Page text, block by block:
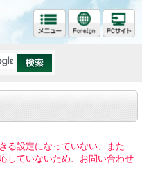
る設定になっていない、また
していないため、お問い合わせ